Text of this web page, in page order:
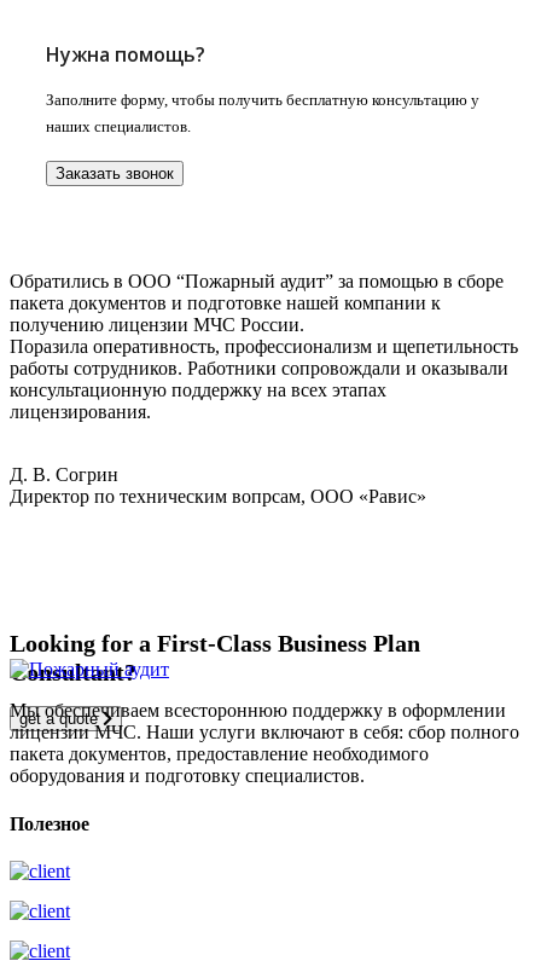
Нужна помощь?
Заполните форму, чтобы получить бесплатную консультацию у
наших специалистов.
Заказать звонок
Обратились в ООО “Пожарный аудит” за помощью в сборе
пакета документов и подготовке нашей компании к
получению лицензии МЧС России.
Поразила оперативность, профессионализм и щепетильность
работы сотрудников. Работники сопровождали и оказывали
консультационную поддержку на всех этапах
лицензирования.
Д. В. Согрин
Директор по техническим вопрсам, ООО «Равис»
Looking for a First-Class Business Plan
Consultant?
get a quote
Мы обеспечиваем всестороннюю поддержку в оформлении
лицензии МЧС. Наши услуги включают в себя: сбор полного
пакета документов, предоставление необходимого
оборудования и подготовку специалистов.
Полезное